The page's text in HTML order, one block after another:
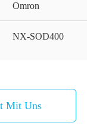
Omron
NX-SOD400
Mit Uns